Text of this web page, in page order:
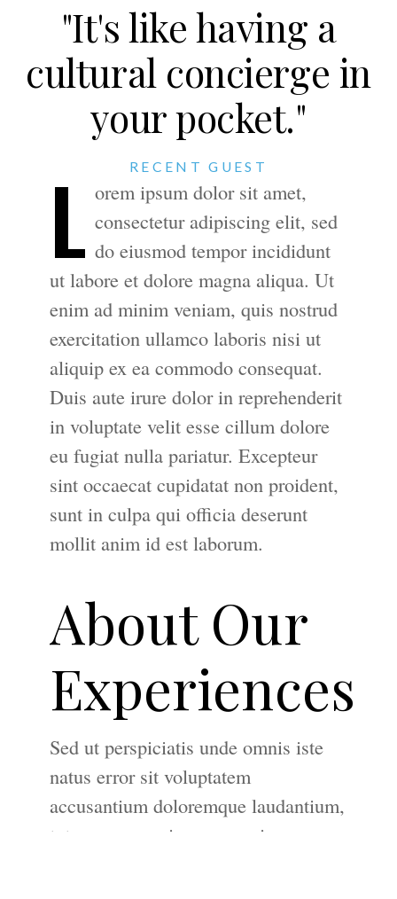
"It's like having a
cultural concierge in
your pocket."
RECENT GUEST
L orem ipsum dolor sit amet,
consectetur adipiscing elit, sed
do eiusmod tempor incididunt
ut labore et dolore magna aliqua. Ut
enim ad minim veniam, quis nostrud
exercitation ullamco laboris nisi ut
aliquip ex ea commodo consequat.
Duis aute irure dolor in reprehenderit
in voluptate velit esse cillum dolore
eu fugiat nulla pariatur. Excepteur
sint occaecat cupidatat non proident,
sunt in culpa qui officia deserunt
mollit anim id est laborum.
About Our
Experiences
Sed ut perspiciatis unde omnis iste
natus error sit voluptatem
accusantium doloremque laudantium,
totam rem aperiam, eaque ipsa quae